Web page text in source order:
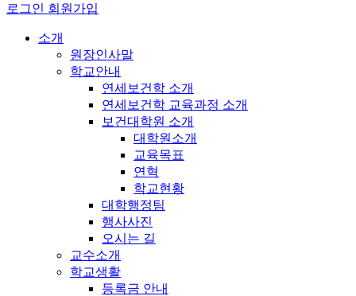
로그인 회원가입
소개
원장인사말
학교안내
연세보건학 소개
연세보건학 교육과정 소개
보건대학원 소개
대학원소개
교육목표
연혁
학교현황
대학행정팀
행사사진
오시는 길
교수소개
학교생활
등록금 안내